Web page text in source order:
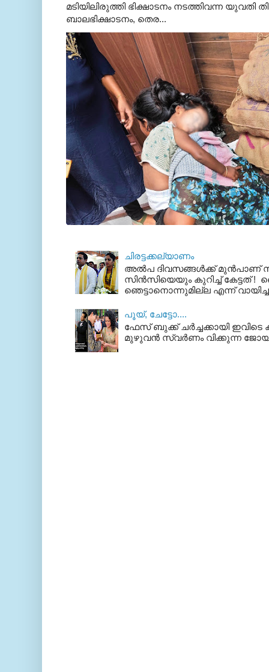
മടിയിലിരുത്തി ഭിക്ഷാടനം നടത്തിവന്ന
ബാലഭിക്ഷാടനം, തെര...
ചിരട്ടക്കല്യാണം
അല്‍പ ദിവസങ്ങള്‍ക്ക് മുന്‍പാണ്
സിന്‍സിയെയും കുറിച്ച് കേട്ടത് !
ഞെട്ടാനൊന്നുമില്ല എന്ന്
പൂയ്‌, ചേട്ടോ....
ഫേസ് ബുക്ക്‌ ചര്‍ച്ചക്കായി
മുഴുവന്‍ സ്വര്‍ണം വിക്കുന്ന